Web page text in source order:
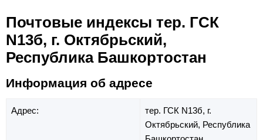
Почтовые индексы тер. ГСК
N13б, г. Октябрьский,
Республика Башкортостан
Информация об адресе
Адрес: тер. ГСК N13б, г.
Октябрьский, Республика